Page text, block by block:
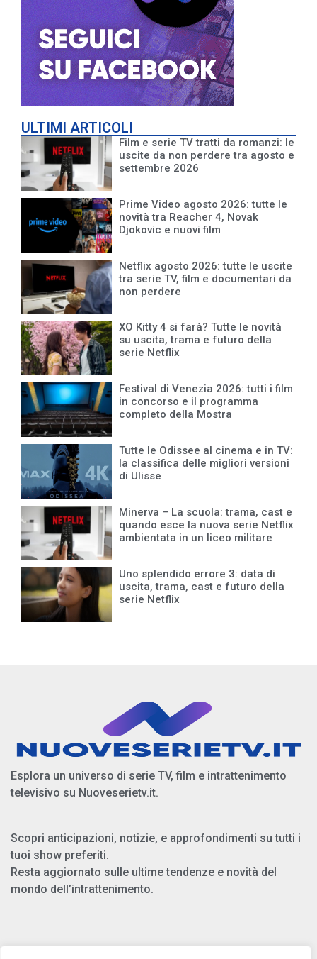
ULTIMI ARTICOLI
Film e serie TV tratti da romanzi: le
uscite da non perdere tra agosto e
settembre 2026
Prime Video agosto 2026: tutte le
novità tra Reacher 4, Novak
Djokovic e nuovi film
Netflix agosto 2026: tutte le uscite
tra serie TV, film e documentari da
non perdere
XO Kitty 4 si farà? Tutte le novità
su uscita, trama e futuro della
serie Netflix
Festival di Venezia 2026: tutti i film
in concorso e il programma
completo della Mostra
Tutte le Odissee al cinema e in TV:
la classifica delle migliori versioni
di Ulisse
Minerva – La scuola: trama, cast e
quando esce la nuova serie Netflix
ambientata in un liceo militare
Uno splendido errore 3: data di
uscita, trama, cast e futuro della
serie Netflix
Esplora un universo di serie TV, film e intrattenimento
televisivo su Nuoveserietv.it.
Scopri anticipazioni, notizie, e approfondimenti su tutti i
tuoi show preferiti.
Resta aggiornato sulle ultime tendenze e novità del
mondo dell’intrattenimento.